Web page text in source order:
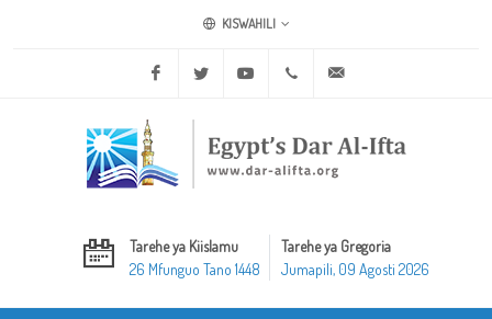
KISWAHILI
Facebook Twitter Youtube +20 2 25970400
Tarehe ya Kiislamu
26 Mfunguo Tano 1448
Tarehe ya Gregoria
Jumapili, 09 Agosti 2026